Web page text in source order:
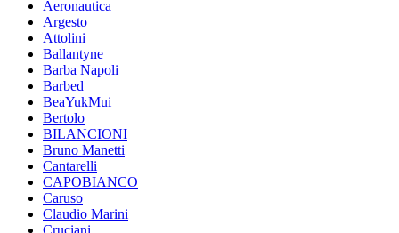
Aeronautica
Argesto
Attolini
Ballantyne
Barba Napoli
Barbed
BeaYukMui
Bertolo
BILANCIONI
Bruno Manetti
Cantarelli
CAPOBIANCO
Caruso
Claudio Marini
Cruciani